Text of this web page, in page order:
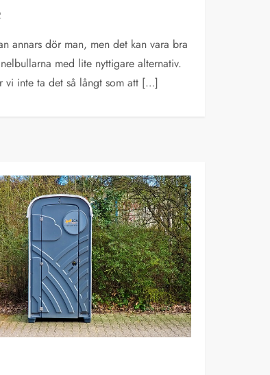
annars dör man, men det kan vara bra
med lite nyttigare alternativ.
vi inte ta det så långt som att […]